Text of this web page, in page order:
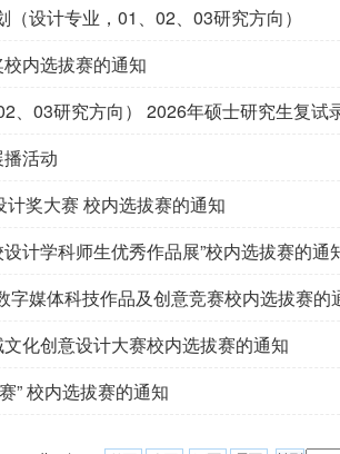
设计专业，01、02、03研究方向）
内选拔赛的通知
、03研究方向） 2026年硕士研究生复试
活动
奖大赛 校内选拔赛的通知
计学科师生优秀作品展”校内选拔赛的通
媒体科技作品及创意竞赛校内选拔赛的
化创意设计大赛校内选拔赛的通知
” 校内选拔赛的通知